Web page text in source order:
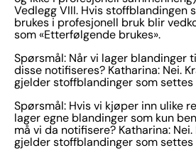
Vedlegg VIII. Hvis stoffblandingen
brukes i profesjonell bruk blir
som «Etterfølgende brukes».
Spørsmål: Når vi lager blandinger
disse notifiseres? Katharina: Nei.
gjelder stoffblandinger som settes
Spørsmål: Hvis vi kjøper inn ulike
lager egne blandinger som kun
må vi da notifisere? Katharina:
gjelder stoffblandinger som